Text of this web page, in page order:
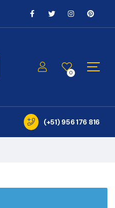
0
(+51) 956 176 816